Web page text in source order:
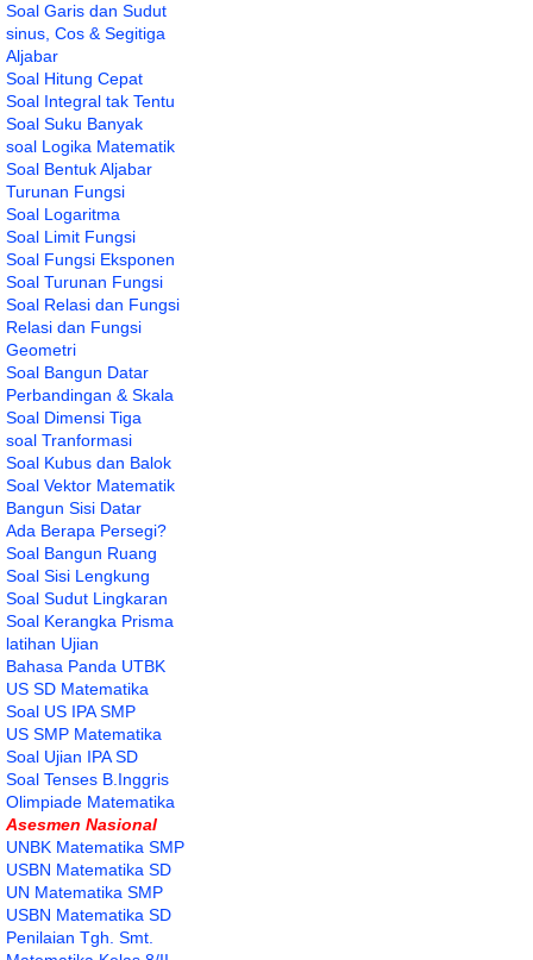
Soal Garis dan Sudut
sinus, Cos & Segitiga
Aljabar
Soal Hitung Cepat
Soal Integral tak Tentu
Soal Suku Banyak
soal Logika Matematik
Soal Bentuk Aljabar
Turunan Fungsi
Soal Logaritma
Soal Limit Fungsi
Soal Fungsi Eksponen
Soal Turunan Fungsi
Soal Relasi dan Fungsi
Relasi dan Fungsi
Geometri
Soal Bangun Datar
Perbandingan & Skala
Soal Dimensi Tiga
soal Tranformasi
Soal Kubus dan Balok
Soal Vektor Matematik
Bangun Sisi Datar
Ada Berapa Persegi?
Soal Bangun Ruang
Soal Sisi Lengkung
Soal Sudut Lingkaran
Soal Kerangka Prisma
latihan Ujian
Bahasa Panda UTBK
US SD Matematika
Soal US IPA SMP
US SMP Matematika
Soal Ujian IPA SD
Soal Tenses B.Inggris
Olimpiade Matematika
Asesmen Nasional
UNBK Matematika SMP
USBN Matematika SD
UN Matematika SMP
USBN Matematika SD
Penilaian Tgh. Smt.